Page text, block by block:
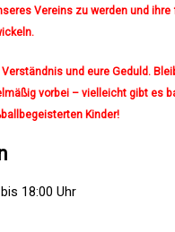
Vereins zu werden und
und eure Geduld.
vorbei – vielleicht gibt es
Kinder!
18:00 Uhr